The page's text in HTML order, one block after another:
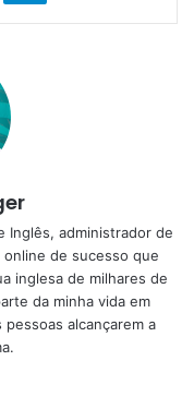
Inglês, administrador de
de sucesso que
inglesa de milhares de
da minha vida em
alcançarem a